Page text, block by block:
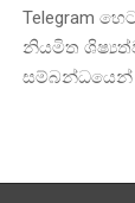
Telegram
නියමිත
සම්බන්ධයෙන්